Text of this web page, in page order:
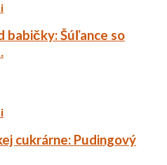
babičky: Šúľance so
cukrárne: Pudingový